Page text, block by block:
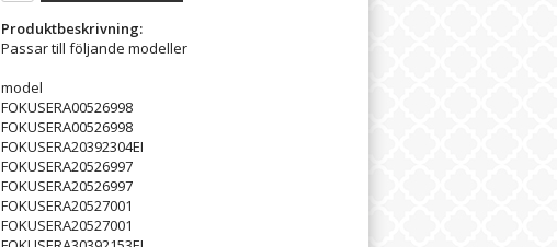
Produktbeskrivning:
Passar till följande modeller
model
FOKUSERA00526998
FOKUSERA00526998
FOKUSERA20392304EI
FOKUSERA20526997
FOKUSERA20526997
FOKUSERA20527001
FOKUSERA20527001